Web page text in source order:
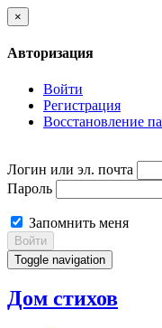
×
Авторизация
Войти
Регистрация
Восстановление
Логин или эл. почта
Пароль
Запомнить меня
Войти
Toggle navigation
Дом стихов